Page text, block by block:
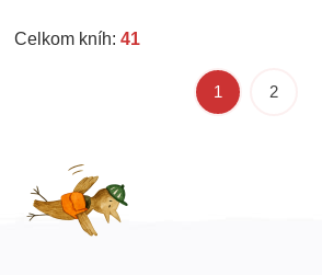
Celkom kníh: 41
1 2